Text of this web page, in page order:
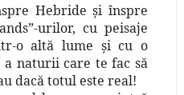
Hebride şi înspre
urilor, cu peisaje
o altă lume şi cu o
naturii care te fac să
dacă totul este real!